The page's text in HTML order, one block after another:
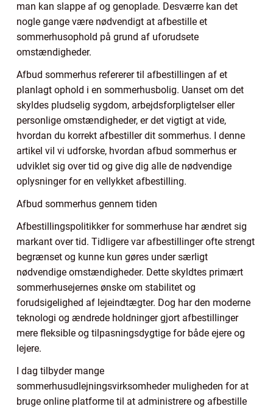
man kan slappe af og genoplade. Desværre kan det
nogle gange være nødvendigt at afbestille et
sommerhusophold på grund af uforudsete
omstændigheder.
Afbud sommerhus refererer til afbestillingen af et
planlagt ophold i en sommerhusbolig. Uanset om det
skyldes pludselig sygdom, arbejdsforpligtelser eller
personlige omstændigheder, er det vigtigt at vide,
hvordan du korrekt afbestiller dit sommerhus. I denne
artikel vil vi udforske, hvordan afbud sommerhus er
udviklet sig over tid og give dig alle de nødvendige
oplysninger for en vellykket afbestilling.
Afbud sommerhus gennem tiden
Afbestillingspolitikker for sommerhuse har ændret sig
markant over tid. Tidligere var afbestillinger ofte strengt
begrænset og kunne kun gøres under særligt
nødvendige omstændigheder. Dette skyldtes primært
sommerhusejernes ønske om stabilitet og
forudsigelighed af lejeindtægter. Dog har den moderne
teknologi og ændrede holdninger gjort afbestillinger
mere fleksible og tilpasningsdygtige for både ejere og
lejere.
I dag tilbyder mange
sommerhusudlejningsvirksomheder muligheden for at
bruge online platforme til at administrere og afbestille